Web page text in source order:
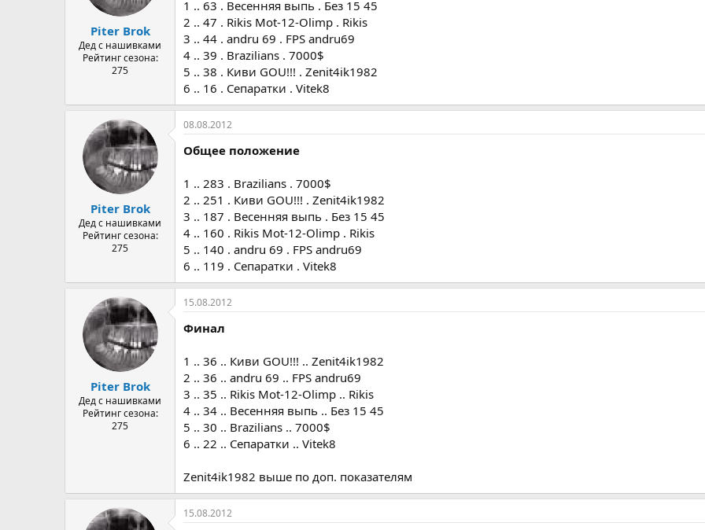
Piter Brok
Дед с нашивками
Рейтинг сезона:
275
1 .. 63 . Весенняя выпь . Без 15 45
2 .. 47 . Rikis Mot-12-Olimp . Rikis
3 .. 44 . andru 69 . FPS andru69
4 .. 39 . Brazilians . 7000$
5 .. 38 . Киви GOU!!! . Zenit4ik1982
6 .. 16 . Сепаратки . Vitek8
Piter Brok
Дед с нашивками
Рейтинг сезона:
275
08.08.2012
Общее положение
1 .. 283 . Brazilians . 7000$
2 .. 251 . Киви GOU!!! . Zenit4ik1982
3 .. 187 . Весенняя выпь . Без 15 45
4 .. 160 . Rikis Mot-12-Olimp . Rikis
5 .. 140 . andru 69 . FPS andru69
6 .. 119 . Сепаратки . Vitek8
Piter Brok
Дед с нашивками
Рейтинг сезона:
275
15.08.2012
Финал
1 .. 36 .. Киви GOU!!! .. Zenit4ik1982
2 .. 36 .. andru 69 .. FPS andru69
3 .. 35 .. Rikis Mot-12-Olimp .. Rikis
4 .. 34 .. Весенняя выпь .. Без 15 45
5 .. 30 .. Brazilians .. 7000$
6 .. 22 .. Сепаратки .. Vitek8
Zenit4ik1982 выше по доп. показателям
15.08.2012